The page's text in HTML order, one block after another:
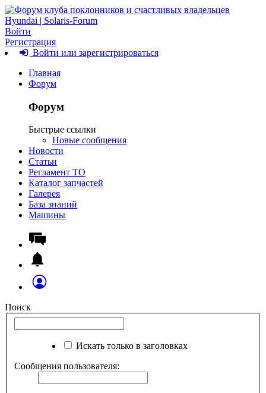
Войти
Регистрация
Войти или зарегистрироваться
Главная
Форум
Форум
Быстрые ссылки
Новые сообщения
Новости
Статьи
Регламент ТО
Каталог запчастей
Галерея
База знаний
Машины
Поиск
Искать только в заголовках
Сообщения пользователя: